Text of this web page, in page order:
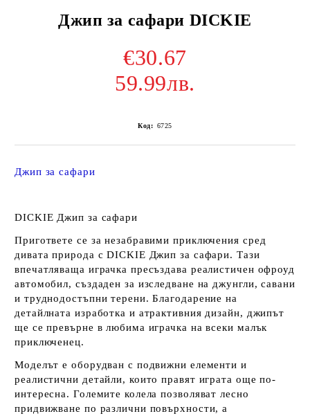
Джип за сафари DICKIE
€30.67
59.99лв.
Код: 6725
Джип за сафари
DICKIE Джип за сафари
Пригответе се за незабравими приключения сред
дивата природа с DICKIE Джип за сафари. Тази
впечатляваща играчка пресъздава реалистичен офроуд
автомобил, създаден за изследване на джунгли, савани
и труднодостъпни терени. Благодарение на
детайлната изработка и атрактивния дизайн, джипът
ще се превърне в любима играчка на всеки малък
приключенец.
Моделът е оборудван с подвижни елементи и
реалистични детайли, които правят играта още по-
интересна. Големите колела позволяват лесно
придвижване по различни повърхности, а